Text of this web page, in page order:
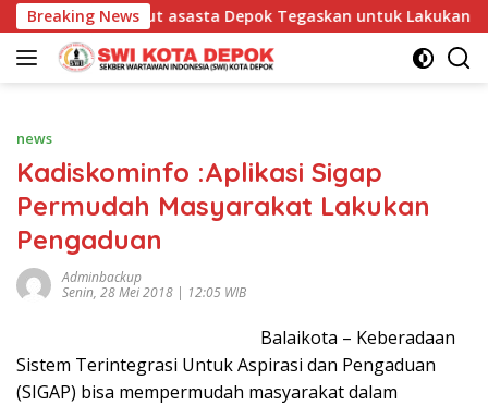
Langsung
ke
konten
Breaking News
Dirut asasta Depok Tegaskan untuk Lakukan Evaluasi
news
Kadiskominfo :Aplikasi Sigap
Permudah Masyarakat Lakukan
Pengaduan
Adminbackup
Senin, 28 Mei 2018 | 12:05 WIB
Balaikota – Keberadaan
Sistem Terintegrasi Untuk Aspirasi dan Pengaduan
(SIGAP) bisa mempermudah masyarakat dalam